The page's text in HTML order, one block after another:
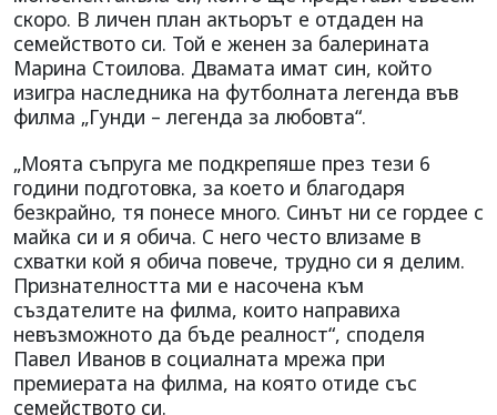
скоро. В личен план актьорът е отдаден на
семейството си. Той е женен за балерината
Марина Стоилова. Двамата имат син, който
изигра наследника на футболната легенда във
филма „Гунди – легенда за любовта“.
„Моята съпруга ме подкрепяше през тези 6
години подготовка, за което и благодаря
безкрайно, тя понесе много. Синът ни се гордее с
майка си и я обича. С него често влизаме в
схватки кой я обича повече, трудно си я делим.
Признателността ми е насочена към
създателите на филма, които направиха
невъзможното да бъде реалност“, споделя
Павел Иванов в социалната мрежа при
премиерата на филма, на която отиде със
семейството си.